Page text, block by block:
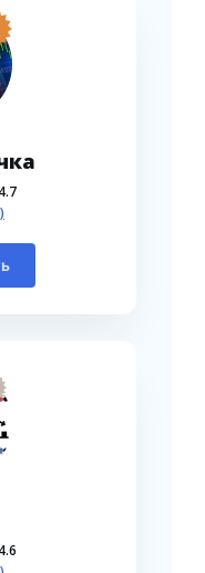
4.7
4.6